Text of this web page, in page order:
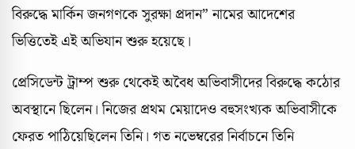
বিরুদ্ধে মার্কিন জনগণকে সুরক্ষা প্রদান” নামের আদেশের
ভিত্তিতেই এই অভিযান শুরু হয়েছে।
প্রেসিডেন্ট ট্রাম্প শুরু থেকেই অবৈধ অভিবাসীদের বিরুদ্ধে কঠোর
অবস্থানে ছিলেন। নিজের প্রথম মেয়াদেও বহুসংখ্যক অভিবাসীকে
ফেরত পাঠিয়েছিলেন তিনি। গত নভেম্বরের নির্বাচনে তিনি